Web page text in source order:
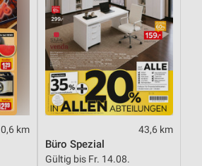
0,6 km 43,6 km
Büro Spezial
Gültig bis Fr. 14.08.